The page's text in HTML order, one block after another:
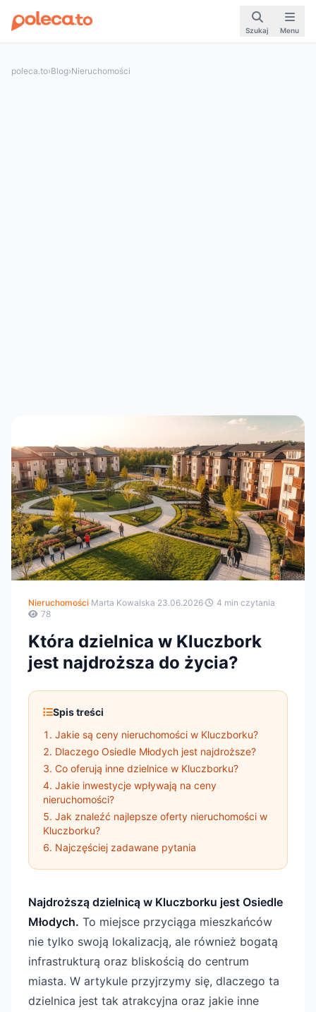
Szukaj Menu
poleca.to›Blog›Nieruchomości
Nieruchomości·Marta Kowalska·23.06.2026· 4 min czytania·
78
Która dzielnica w Kluczbork
jest najdroższa do życia?
Spis treści
Jakie są ceny nieruchomości w Kluczborku?
Dlaczego Osiedle Młodych jest najdroższe?
Co oferują inne dzielnice w Kluczborku?
Jakie inwestycje wpływają na ceny
nieruchomości?
Jak znaleźć najlepsze oferty nieruchomości w
Kluczborku?
Najczęściej zadawane pytania
Najdroższą dzielnicą w Kluczborku jest Osiedle
Młodych. To miejsce przyciąga mieszkańców
nie tylko swoją lokalizacją, ale również bogatą
infrastrukturą oraz bliskością do centrum
miasta. W artykule przyjrzymy się, dlaczego ta
dzielnica jest tak atrakcyjna oraz jakie inne